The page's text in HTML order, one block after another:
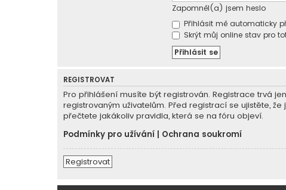
Zapomněl(a) jsem heslo
Přihlásit mě automaticky
Skrýt můj online stav pro
REGISTROVAT
Pro přihlášení musíte být registrován. Registrace trvá
registrovaným uživatelům. Před registrací se ujistěte,
přečtete jakákoliv pravidla, která se na fóru objeví.
Podmínky pro užívání
Ochrana soukromí
Registrovat